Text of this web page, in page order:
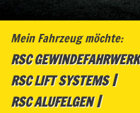
Mein Fahrzeug möchte:
RSC GEWINDEFAHRWERK
RSC LIFT SYSTEMS
RSC ALUFELGEN